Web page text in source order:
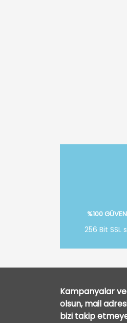
%100
256 Bit SSL
Kampanyalar
olsun, mail
bizi takip